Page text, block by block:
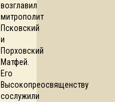
возглавил
митрополит
Псковский
и
Порховский
Матфей.
Его
Высокопреосвященству
сослужили